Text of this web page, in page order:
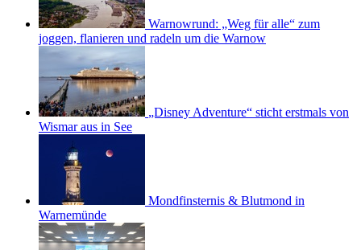
Warnowrund: „Weg für alle“ zum
joggen, flanieren und radeln um die Warnow
„Disney Adventure“ sticht erstmals von
Wismar aus in See
Mondfinsternis & Blutmond in
Warnemünde